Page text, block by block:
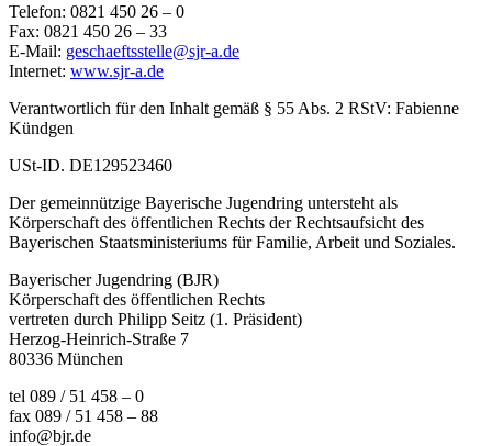
Telefon: 0821 450 26 – 0
Fax: 0821 450 26 – 33
E-Mail: geschaeftsstelle@sjr-a.de
Internet: www.sjr-a.de
Verantwortlich für den Inhalt gemäß § 55 Abs. 2 RStV: Fabienne
Kündgen
USt-ID. DE129523460
Der gemeinnützige Bayerische Jugendring untersteht als
Körperschaft des öffentlichen Rechts der Rechtsaufsicht des
Bayerischen Staatsministeriums für Familie, Arbeit und Soziales.
Bayerischer Jugendring (BJR)
Körperschaft des öffentlichen Rechts
vertreten durch Philipp Seitz (1. Präsident)
Herzog-Heinrich-Straße 7
80336 München
tel 089 / 51 458 – 0
fax 089 / 51 458 – 88
info@bjr.de